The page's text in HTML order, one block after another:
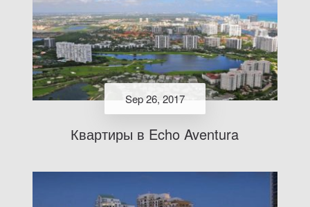
Sep 26, 2017
Квартиры в Echo Aventura